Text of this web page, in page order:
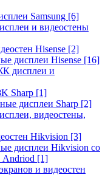
Samsung [6]
и видеостены
Hisense [2]
дисплеи Hisense [16]
дисплеи и
Sharp [1]
дисплеи Sharp [2]
видеостены,
Hikvision [3]
дисплеи Hikvision со
[1]
и видеостен